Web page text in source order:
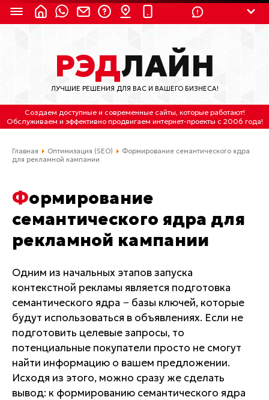
8 (800) 550-9899 (с 2:30 до 11:30 по
Мск)
Бесплатно по России
(4212) 658-653
(4212) 637-673
Отдельный вход \ Левый торец здания
info@lred.ru
РЭДЛАЙН
ЛУЧШИЕ РЕШЕНИЯ ДЛЯ ВАС И ВАШЕГО БИЗНЕСА!
Создаем доступные и современные сайты, которые работают!
Обслуживаем и эффективно продвигаем интернет-проекты с 2006 года!
Главная Оптимизация (SEO)
Формирование семантического ядра
для рекламной кампании
Формирование
семантического ядра для
рекламной кампании
Одним из начальных этапов запуска
контекстной рекламы является подготовка
семантического ядра − базы ключей, которые
будут использоваться в объявлениях. Если не
подготовить целевые запросы, то
потенциальные покупатели просто не смогут
найти информацию о вашем предложении.
Исходя из этого, можно сразу же сделать
вывод: к формированию семантического ядра